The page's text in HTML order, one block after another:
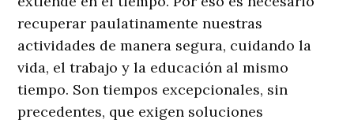
recuperar paulatinamente nuestras
actividades de manera segura, cuidando la
vida, el trabajo y la educación al mismo
tiempo. Son tiempos excepcionales, sin
precedentes, que exigen soluciones